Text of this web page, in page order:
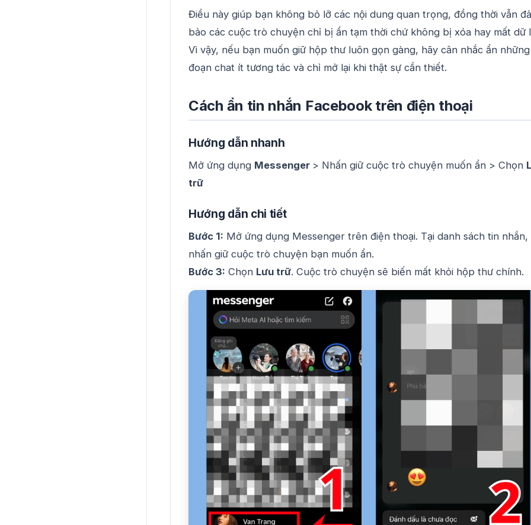
Điều này giúp bạn không bỏ lỡ các nội dung quan trọng, đồng thời vẫn
bảo các cuộc trò chuyện chỉ bị ẩn tạm thời chứ không bị xóa hay mất dữ
Vì vậy, nếu bạn muốn giữ hộp thư luôn gọn gàng, hãy cân nhắc ẩn những
đoạn chat ít tương tác và chỉ mở lại khi thật sự cần thiết.
Cách ẩn tin nhắn Facebook trên điện thoại
Hướng dẫn nhanh
Mở ứng dụng Messenger > Nhấn giữ cuộc trò chuyện muốn ẩn > Chọn
trữ
Hướng dẫn chi tiết
Bước 1: Mở ứng dụng Messenger trên điện thoại. Tại danh sách tin nhắn,
nhấn giữ cuộc trò chuyện bạn muốn ẩn.
Bước 3: Chọn Lưu trữ. Cuộc trò chuyện sẽ biến mất khỏi hộp thư chính.